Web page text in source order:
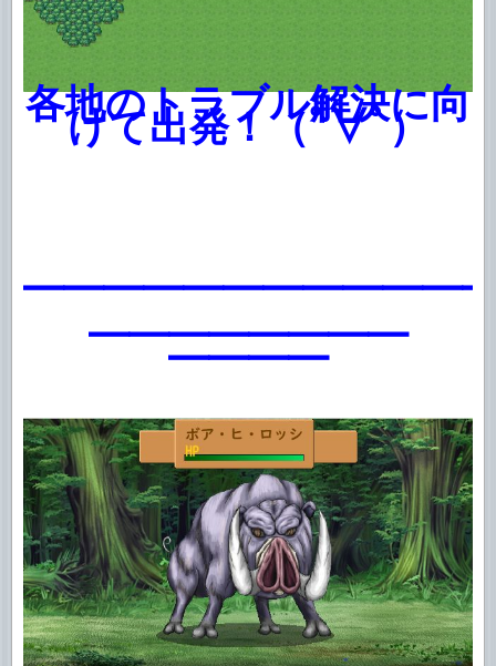
各地のトラブル解決に向
けて出発！（ﾟ∀ﾟ）
━━━━━━━━
━━━━